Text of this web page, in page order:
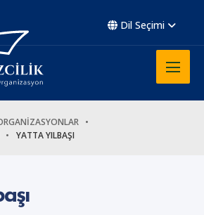
Dil Seçimi
YATTA YILBAŞI